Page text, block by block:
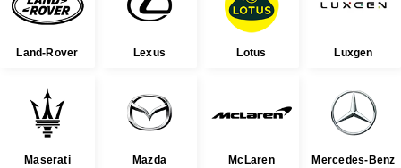
Land-Rover Lexus Lotus Luxgen
Maserati Mazda McLaren Mercedes-Benz